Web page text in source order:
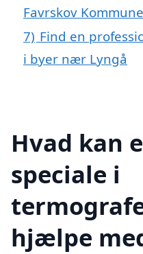
Favrskov Kommune
7) Find en
i byer nær Lyngå
Hvad kan
speciale i
hjælpe